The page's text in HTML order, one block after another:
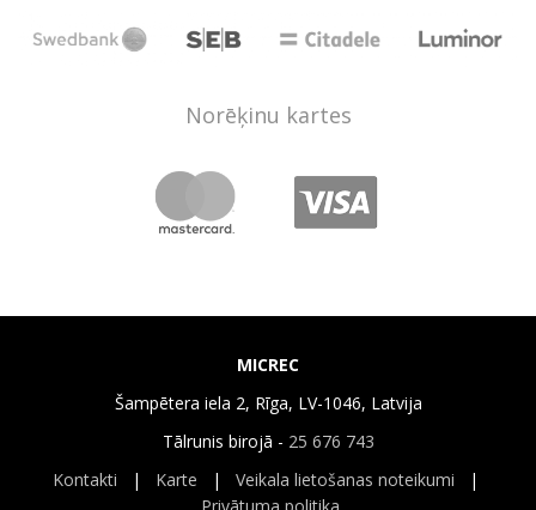
Norēķinu kartes
MICREC
Šampētera iela 2, Rīga, LV-1046, Latvija
Tālrunis birojā - 25 676 743
Kontakti | Karte | Veikala lietošanas noteikumi |